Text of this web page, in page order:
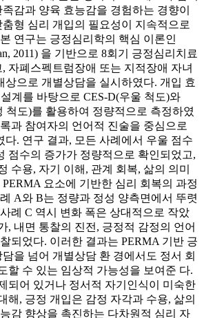
감과 양육 효능감을 경험하는 경향이
형 심리 개입의 필요성이 지속적으로
연구는 긍정심리학의 핵심 이론인
2011) 을 기반으로 8회기 긍정심리치료
자폐스펙트럼장애 또는 지적장애 자녀
상으로 개별상담을 실시하였다. 개입 효
계를 바탕으로 CES-D(우울 척도)와
척도)를 활용하여 정량적으로 측정하였
과 참여자의 언어적 진술을 중심으로
다. 연구 결과, 모든 사례에서 우울 점수
점수의 증가가 정량적으로 확인되었고,
수용, 자기 이해, 관계 회복, 삶의 의미
요소에 기반한 심리 회복의 과정
A와 B는 정량과 정성 양측면에서 뚜렷
례 C 역시 변화 폭은 상대적으로 작았
, 내면 통찰의 진전, 긍정적 감정의 언어
되었다. 이러한 결과는 PERMA 기반 긍
을 넘어 개별상담 환 경에서도 정서 회
할 수 있는 임상적 가능성을 보여준 다.
되어 있거나 정서적 자기인식이 미숙한
해, 긍정 개입은 감정 자각과 수용, 삶의
감 향상을 촉진하는 다차원적 심리 자